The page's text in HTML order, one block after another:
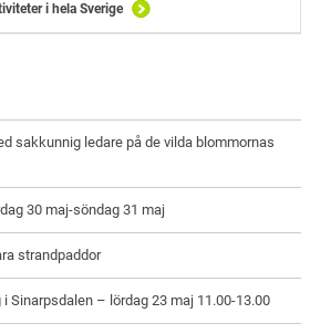
i hela Sverige
sakkunnig ledare på de vilda blommornas
30 maj-söndag 31 maj
strandpaddor
Sinarpsdalen – lördag 23 maj 11.00-13.00